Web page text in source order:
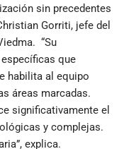
sin precedentes
Gorriti, jefe del
“Su
que
habilita al equipo
áreas marcadas.
significativamente el
y complejas.
explica.